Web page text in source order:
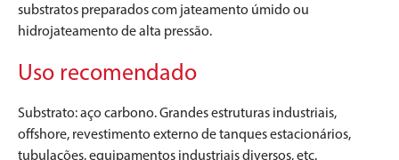
substratos preparados com jateamento úmido ou
hidrojateamento de alta pressão.
Uso recomendado
Substrato: aço carbono. Grandes estruturas industriais,
offshore, revestimento externo de tanques estacionários,
tubulações, equipamentos industriais diversos, etc.